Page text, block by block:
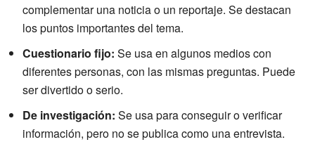
complementar una noticia o un reportaje. Se destacan
los puntos importantes del tema.
Cuestionario fijo: Se usa en algunos medios con
diferentes personas, con las mismas preguntas. Puede
ser divertido o serio.
De investigación: Se usa para conseguir o verificar
información, pero no se publica como una entrevista.